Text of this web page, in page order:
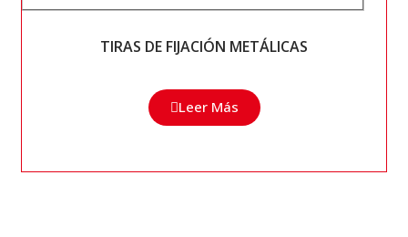
TIRAS DE FIJACIÓN METÁLICAS
Leer Más